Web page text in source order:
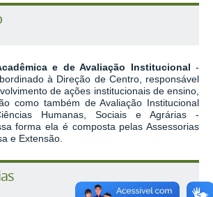
e de Avaliação Institucional -
à Direção de Centro, responsável
de ações institucionais de ensino,
como também de Avaliação Institucional
Humanas, Sociais e Agrárias -
forma ela é composta pelas Assessorias
e Extensão.